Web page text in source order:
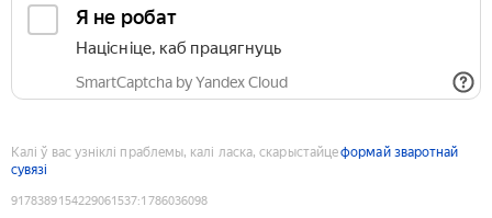
Я не робат
Націсніце, каб працягнуць
SmartCaptcha by Yandex Cloud
Калі ў вас узніклі праблемы, калі ласка, скарыстайцеформай зваротнай
сувязі
9178389154229061537:1786036098